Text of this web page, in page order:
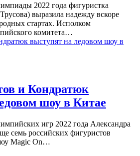
2022 года фигуристка
выразила надежду вскоре
стартах. Исполком
комитета…
выступят на ледовом шоу в
и Кондратюк
шоу в Китае
игр 2022 года Александра
семь российских фигуристов
Magic On…